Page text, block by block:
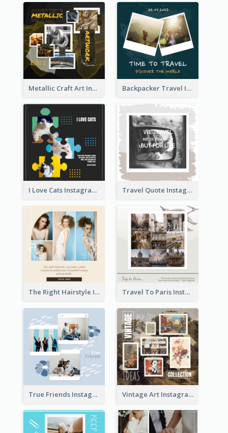
Metallic Craft Art Instagram Post Backpacker Travel Instagram Post
I Love Cats Instagram Post Travel Quote Instagram Post
The Right Hairstyle Instagram Post Travel To Paris Instagram Post
True Friends Instagram Post Vintage Art Instagram Post